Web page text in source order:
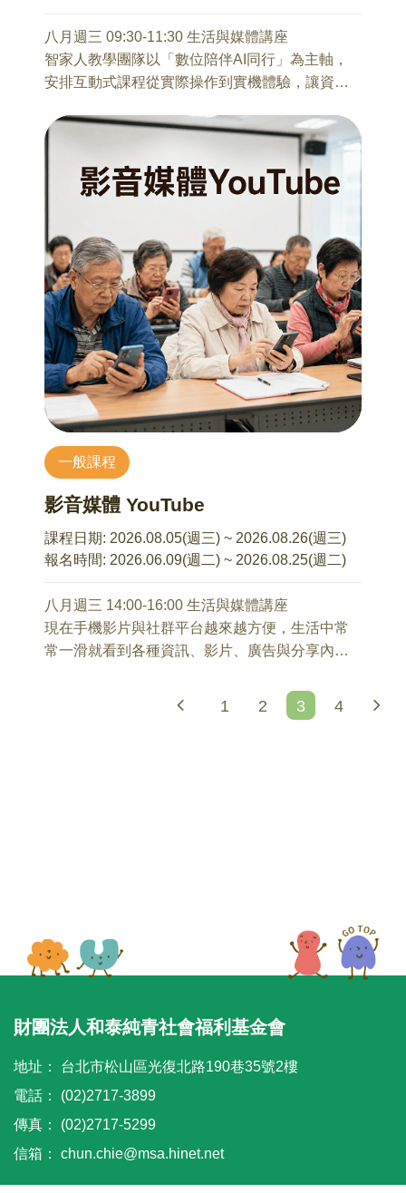
乏」，實為屏除雜念、直指穿越感官與心靈本質
的藝術體驗。
胡鐘尹 老師
理解極簡主義的藝術，不只繪畫與視覺藝術，也
擴及建築空間，所謂「現代主義」的理想生活、
美學為何？ 本講將從現代主義建築大師密斯·凡·德
璃形塑現代都市的骨架。接著轉向工業設計傳奇
迪特·拉姆斯，解析他影響蘋果設計理念的「好設
計十大原則」。接續，我們將走入安藤忠雄以清
水模與光影構築的靜謐教堂，以及 SANAA (妹島
和世與西澤立衛) 輕盈透亮的流動空間。思考藝術
回歸到結構、機能與純粹的形式，發現「減法」
並非單純的手法、設計風格選擇，實際蘊含深刻
的美學，藉以回應現代社會之喧囂的生活哲學。
本系列講座不接受當天報名
8/20 皇家的吃喝與藥食同源
李純瑀(魚小姐) 老師
乾隆的滋補到慈禧的花饌點心，皇室飲食不僅追
喝。每一道御膳都是醫食參考的結晶，更需因
時、因人施以溫補調養。皇家的吃喝，僅是「養
生」真傳，更是一場關於身體、自然與權力的對
話，且一道解密皇室將良藥化為佳餚的養生之
8/27 經典文學中的美食大觀
李純瑀(魚小姐) 老師
大觀園中的飲食代表了「貴族」的頂級精緻，一
盞羹、一道茄鯗，皆是將繁複工藝與時令藥膳化
為品味的極致追求；西門府則充滿了「市井」的
濃油赤醬，從一蹄豬肉到油炸燒骨，展現生猛而
真實的享受與財力。兩者在精緻與市井間的差
異，無異於一場文人雅趣與世俗慾望在餐桌上的
精彩對峙。
本系列講座不接受當天報名
八月週三 09:30-11:30 生活與媒體講座
智家人教學團隊以「數位陪伴AI同行」為主軸，
安排互動式課程從實際操作到實機體驗，讓資訊
後仍可應用數位科技在自己生活上。
預期目標：
心。
(二) 學員體驗數位科技，提升數位認知與數位能
力。
(三) 學員參與互動，增進學員社會連結與人際社
交。
8/5 手機使用重要基礎
呂琦瑩 老師
操作重要觀念及網路使用
8/12 你的智慧助理
手機語音助理與AI生活應用
8/19 手機使用安全
呂琦瑩 老師
安全防護、生物辨識、密碼管理
8/26 臉書這樣翻
一般課程
影音媒體 YouTube
課程日期: 2026.08.05(週三) ~ 2026.08.26(週三)
報名時間: 2026.06.09(週二) ~ 2026.08.25(週二)
八月週三 14:00-16:00 生活與媒體講座
現在手機影片與社群平台越來越方便，生活中常
常一滑就看到各種資訊、影片、廣告與分享內
但方便的同時，也可能伴隨真假難辨的影片、不
8/5 先看再點，不亂相信
郭惠敏 老師
3、推薦影片
4、情境練習
本場次下課之後，16:10-16:30將有稅捐處松山分
處人員於教室進行稅務宣導，歡迎學員踴躍參
加！
1 2 3 4
財團法人和泰純青社會福利基金會
地址：
台北市松山區光復北路190巷35號2樓
電話：
(02)2717-3899
傳真：
(02)2717-5299
信箱：
chun.chie@msa.hinet.net